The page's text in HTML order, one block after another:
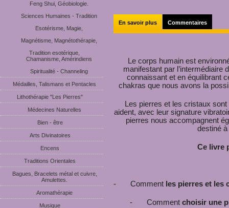
Feng Shui, Géobiologie.
Sciences Humaines - Tradition
Esotérisme, Magie,
Magnétisme, Magnétothérapie,
Tradition esotérique,
Chamanisme, Amérindiens
Spiritualité - Channeling
Médailles, Talismans et Pentacles
Lithothérapie "Les Pierres"
Médecines Naturelles
Bien - être
Arts Divinatoires
Encens
Traditions Orientales
Bagues, Bracelets métal et cuivre,
Amulettes.
Aromathérapie
Musique
En savoir plus Commentaires
Le corps humain est
manifestant par l’intermédiaire
connaissant et en équilibrant
chakras que nous avons la
Les pierres et les cristaux
aident, avec leur signature
pierres nous accompagnent
destiné
Ce livre
- Comment les pierres et les
- Comment choisir une